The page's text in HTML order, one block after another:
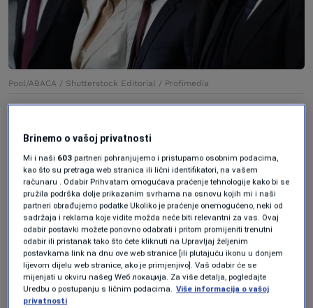
Pool/ABACA / Shutterstock Editorial / Profimedia
Brzo propadni i uči iz
grešaka
Ovaj uspjeh rezultat je potpuno različitih
pristupa, djelomično zasnovanih na
načinima financiranja njihovih kompanija.
Bezos, koji je donedavno Blue Origin
financirao isključivo iz svog bogatstva,
Brinemo o vašoj privatnosti
Mi i naši 603 partneri pohranjujemo i pristupamo osobnim podacima,
kao što su pretraga web stranica ili lični identifikatori, na vašem
računaru . Odabir Prihvatam omogućava praćenje tehnologije kako bi se
pružila podrška dolje prikazanim svrhama na osnovu kojih mi i naši
partneri obrađujemo podatke Ukoliko je praćenje onemogućeno, neki od
sadržaja i reklama koje vidite možda neće biti relevantni za vas. Ovaj
odabir postavki možete ponovno odabrati i pritom promijeniti trenutni
odabir ili pristanak tako što ćete kliknuti na Upravljaj željenim
postavkama link na dnu ove web stranice [ili plutajuću ikonu u donjem
lijevom dijelu web stranice, ako je primjenjivo]. Vaš odabir će se
mijenjati u okviru našeg Wеб локација. Za više detalja, pogledajte
Uredbu o postupanju s ličnim podacima. Više informacija o vašoj
privatnosti